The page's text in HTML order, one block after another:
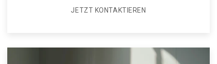
JETZT KONTAKTIEREN